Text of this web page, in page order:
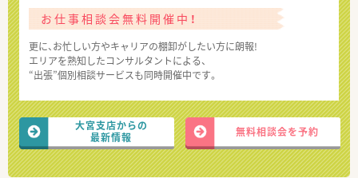
お仕事相談会無料開催中！
更に、お忙しい方やキャリアの棚卸がしたい方に朗報!
エリアを熟知したコンサルタントによる、
“出張”個別相談サービスも同時開催中です。
大宮支店からの
最新情報
無料相談会を予約